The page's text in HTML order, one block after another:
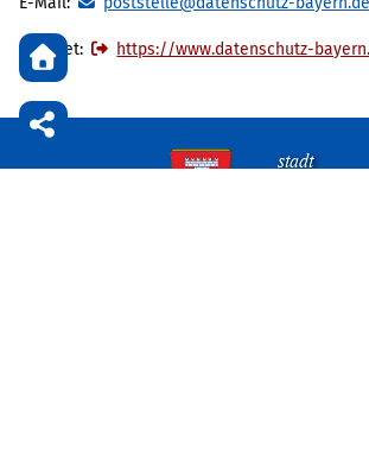
Internet: https://www.datenschutz-
Privatsphäre
Nach
stadt